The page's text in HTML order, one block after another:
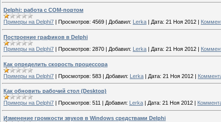
Delphi: работа с COM-портом
Примеры на Delphi7
Просмотров: 4569 Добавил: Lerka Дата: 21 Ноя 2012
Построение графиков в Delphi
Примеры на Delphi7 | Просмотров: 2870 | Добавил: Lerka | Дата: 21 Ноя 2012 |
Как определить скорость процессора
Примеры на Delphi7 | Просмотров: 583 | Добавил: Lerka | Дата: 21 Ноя 2012 |
Как обновить рабочий стол (Desktop)
Примеры на Delphi7
Просмотров: 511 Добавил: Lerka Дата: 21 Ноя 2012
Изменение громкости звуков в Windows средствами Delphi